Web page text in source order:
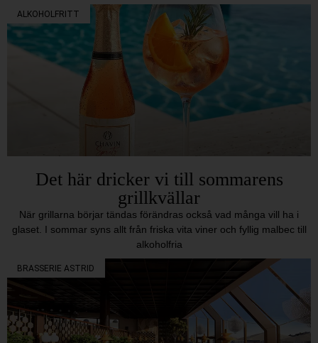
ALKOHOLFRITT
Det här dricker vi till sommarens
grillkvällar
När grillarna börjar tändas förändras också vad många vill ha i
glaset. I sommar syns allt från friska vita viner och fyllig malbec till
alkoholfria
BRASSERIE ASTRID